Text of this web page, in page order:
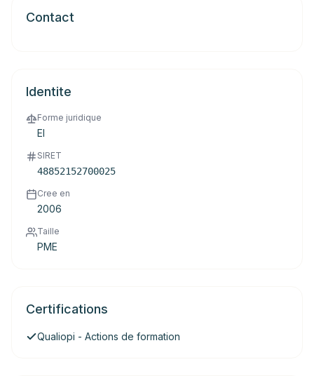
Contact
Identite
Forme juridique
EI
SIRET
48852152700025
Cree en
2006
Taille
PME
Certifications
Qualiopi - Actions de formation